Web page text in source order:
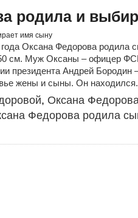
родила и
Оксана Федорова родила
см. Муж Оксаны – офицер
президента Андрей Бородин
жены и сыны. Он
, Оксана
Федорова родила